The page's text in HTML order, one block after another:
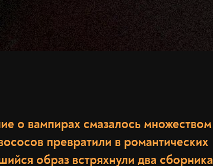
о вампирах смазалось множеством
превратили в романтических
образ встряхнули два сборника